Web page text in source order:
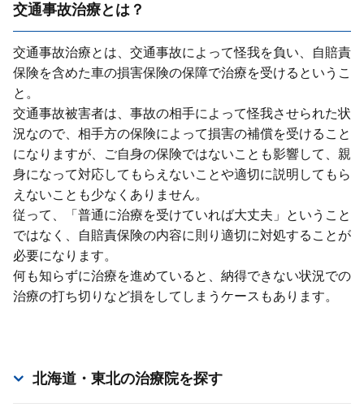
交通事故治療とは？
交通事故治療とは、交通事故によって怪我を負い、⾃賠責
保険を含めた⾞の損害保険の保障で治療を受けるというこ
と。
交通事故被害者は、事故の相⼿によって怪我させられた状
況なので、相⼿⽅の保険によって損害の補償を受けること
になりますが、ご⾃⾝の保険ではないことも影響して、親
⾝になって対応してもらえないことや適切に説明してもら
えないことも少なくありません。
従って、「普通に治療を受けていれば⼤丈夫」ということ
ではなく、⾃賠責保険の内容に則り適切に対処することが
必要になります。
何も知らずに治療を進めていると、納得できない状況での
治療の打ち切りなど損をしてしまうケースもあります。
北海道・東北の治療院を探す